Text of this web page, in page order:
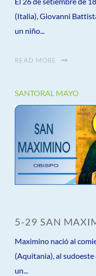
(Italia), Giovanni
un niño...
READ MORE
SANTORAL MAYO
5-29 SAN
Maximino nació al
(Aquitania), al
un...